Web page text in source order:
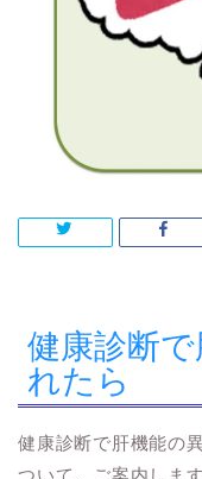
健康診断
れたら
健康診断で肝機能の
ついて、ご案内します